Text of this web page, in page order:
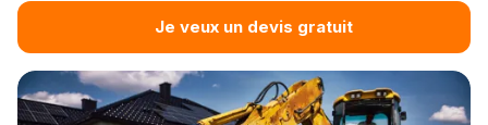
Je veux un devis gratuit